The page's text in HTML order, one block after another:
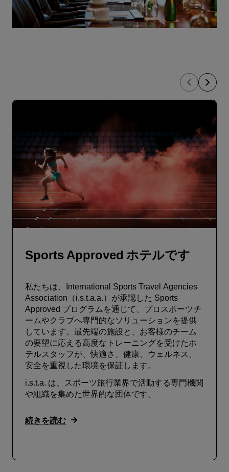
Sports Approved ホテルです
私たちは、International Sports Travel Agencies
Association（i.s.t.a.a.）が承認した Sports
Approved プログラムを通じて、プロスポーツチ
ームやクラブへ専門的なソリューションを提供
しています。最先端の施設と、お客様のチーム
の要望に応える高度なトレーニングを受けたホ
テルスタッフが、快適さ、健康、ウェルネス、
安全を重視した環境を保証します。
i.s.t.a. は、スポーツ旅行業界で活動する専門機関
や組織を集めた世界的な団体です。
続きを読む